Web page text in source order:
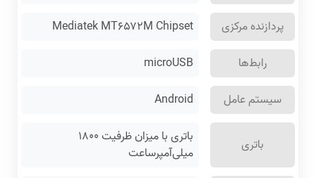
پردازنده مرکزی
Mediatek MT۶۵۷۲M Chipset
رابط‌ها
microUSB
سیستم عامل
Android
باتری
باتری با میزان ظرفیت ۱۸۰۰
میلی‌آمپر‌ساعت